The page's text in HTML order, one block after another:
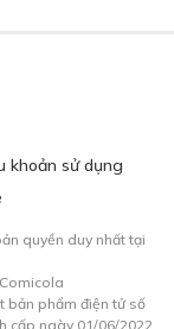
khoản sử dụng
quyền duy nhất tại
bản phẩm điện tử số
cấp ngày 01/06/2022